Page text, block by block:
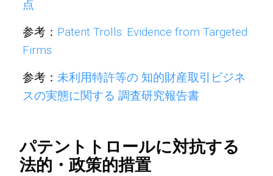
点
参考： Patent Trolls: Evidence from Targeted
Firms
参考： 未利用特許等の 知的財産取引ビジネ
スの実態に関する 調査研究報告書
パテントトロールに対抗する
法的・政策的措置